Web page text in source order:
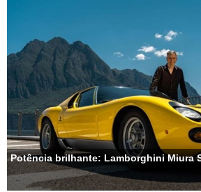
Potência brilhante: Lamborghini Miura